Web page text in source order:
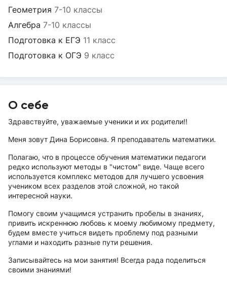
Геометрия 7-10 классы
Алгебра 7-10 классы
Подготовка к ЕГЭ 11 класс
Подготовка к ОГЭ 9 класс
О себе
Здравствуйте, уважаемые ученики и их родители!!
Меня зовут Дина Борисовна. Я преподаватель математики.
Полагаю, что в процессе обучения математики педагоги
редко используют методы в "чистом" виде. Чаще всего
используется комплекс методов для лучшего усвоения
учеником всех разделов этой сложной, но такой
интересной науки.
Помогу своим учащимся устранить пробелы в знаниях,
привить искреннюю любовь к моему любимому предмету,
будем вместе учиться видеть проблему под разными
углами и находить разные пути решения.
Записывайтесь на мои занятия! Всегда рада поделиться
своими знаниями!